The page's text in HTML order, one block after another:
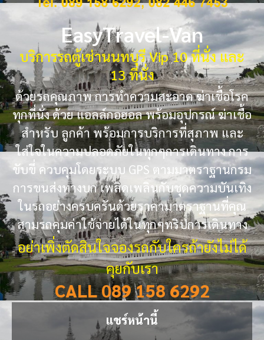
EasyTravel-Van
บริการรถตู้เช่านนทบุรี Vip 10 ที่นั่ง และ
13 ที่นั่ง
ด้วยรถคุณภาพ การทำความสะอาด ฆ่าเชื้อโรค
ทุกที่นั่ง ด้วย แอลล์กอฮอล พร้อมอุปกรณ์ ฆ่าเชื้อ
สำหรับ ลูกค้า พร้อมการบริการที่สุภาพ และ
ใส่ใจในความปลอดภัยในทุกๆการเดินทาง การ
ขับขี่ ควบคุมโดยระบบ GPS ตามมาตราฐานกรม
การขนส่งทางบก เพลิดเพลินกับชุดความบันเทิง
ในรถอย่างครบครันด้วยราคามาตราฐานที่คุณ
สามรถคุมค่าใช้จ่ายได้ในทุกๆทริปการเดินทาง
อย่าเพิ่งตัดสินใจจองรถกับใครถ้ายังไม่ได้
คุยกับเรา
CALL 089 158 6292
แชร์หน้านี้